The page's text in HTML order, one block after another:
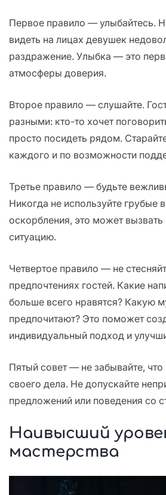
Первое правило — улыбайтесь.
видеть на лицах девушек
раздражение. Улыбка — это
атмосферы доверия.
Второе правило — слушайте.
разными: кто-то хочет
просто посидеть рядом.
каждого и по возможности
Третье правило — будьте
Никогда не используйте грубые
оскорбления, это может
ситуацию.
Четвертое правило — не
предпочтениях гостей. Какие
больше всего нравятся? Какую
предпочитают? Это поможет
индивидуальный подход и
Пятый совет — не забывайте,
своего дела. Не допускайте
предложений или поведения со
Наивысший
мастерства